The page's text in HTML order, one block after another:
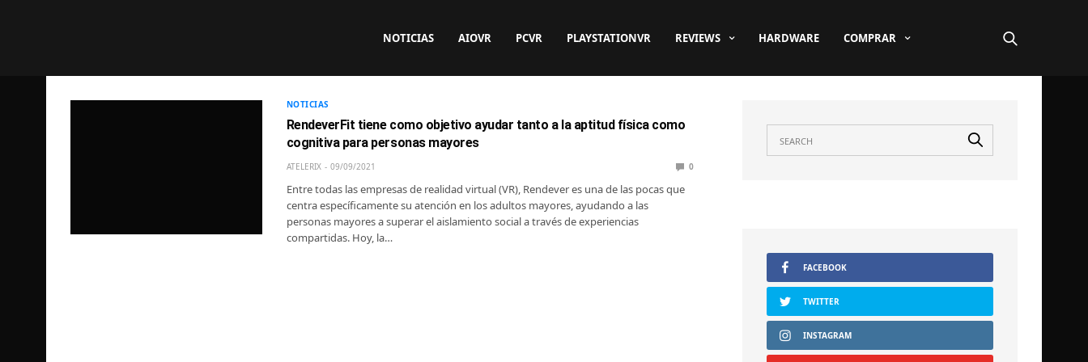
NOTICIAS AIOVR PCVR PLAYSTATIONVR REVIEWS HARDWARE COMPRAR
NOTICIAS
RendeverFit tiene como objetivo ayudar tanto a la aptitud física como
cognitiva para personas mayores
ATELERIX 09/09/2021 0
Entre todas las empresas de realidad virtual (VR), Rendever es una de las pocas que
centra específicamente su atención en los adultos mayores, ayudando a las
personas mayores a superar el aislamiento social a través de experiencias
compartidas. Hoy, la…
FACEBOOK
TWITTER
INSTAGRAM